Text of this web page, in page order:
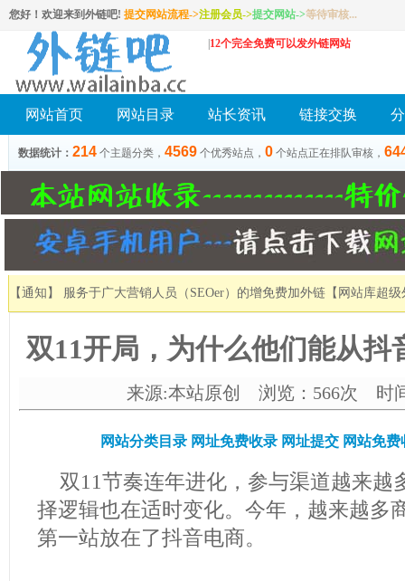
您好！欢迎来到外链吧! 提交网站流程->注册会员->提交网站->等待审核...
12个完全免费可以发外链网站
网站首页 网站目录 站长资讯 链接交换
数据统计： 214 个主题分类， 4569 个优秀站点， 0 个站点正在排队审核，
【通知】 服务于广大营销人员（SEOer）的增免费加外链 【网站库超
双11开局，为什么他们能从抖
来源:本站原创 浏览：566次 时
网站分类目录 网址免费收录 网址提交 网站免费
双11节奏连年进化，参与渠道越来越
择逻辑也在适时变化。今年，越来越多
第一站放在了抖音电商。